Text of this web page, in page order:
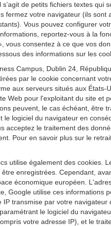
de petits fichiers textes qui
votre navigateur (ils sont
Vous pouvez configurer
reportez-vous à la
consentez à ce que vos
des informations sur les
Campus, Dublin 24,
par le cookie concernant
aux serveurs situés aux
Web pour l'exploitant du site et
peuvent, le cas échéant, être
logiciel du navigateur en
le traitement des
Pour en savoir plus sur le
utilise également des cookies.
enregistrées. Cependant,
économique européen.
Google utilise ces informations
transmise par votre
le logiciel du
votre adresse IP), et le